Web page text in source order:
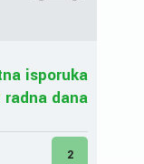
isporuka
radna dana
2